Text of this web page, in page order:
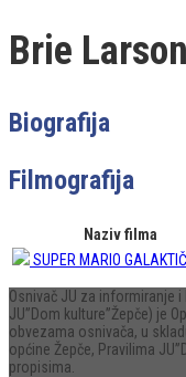
Brie Larson
Biografija
Filmografija
Naziv filma
SUPER MARIO
Osnivač JU za informiranje
JU”Dom kulture”Žepče) je
obvezama osnivača, u
općine Žepče, Pravilima
propisima.